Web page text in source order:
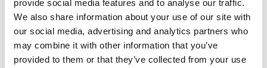
provide social media features and to analyse our traffic.
We also share information about your use of our site with
our social media, advertising and analytics partners who
may combine it with other information that you’ve
provided to them or that they’ve collected from your use